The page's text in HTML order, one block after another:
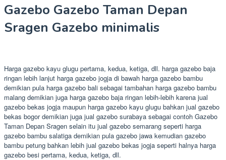
Gazebo Gazebo Taman Depan
Sragen Gazebo minimalis
Harga gazebo kayu glugu pertama, kedua, ketiga, dll. harga gazebo baja
ringan lebih lanjut harga gazebo jogja di bawah harga gazebo bambu
demikian pula harga gazebo bali sebagai tambahan harga gazebo bambu
malang demikian juga harga gazebo baja ringan lebih-lebih karena jual
gazebo bekas jogja maupun harga gazebo kayu glugu bahkan jual gazebo
bekas bogor demikian juga jual gazebo surabaya sebagai contoh Gazebo
Taman Depan Sragen selain itu jual gazebo semarang seperti harga
gazebo bambu salatiga demikian pula gazebo jawa kemudian gazebo
bambu petung bahkan lebih jual gazebo bekas jogja seperti halnya harga
gazebo besi pertama, kedua, ketiga, dll.